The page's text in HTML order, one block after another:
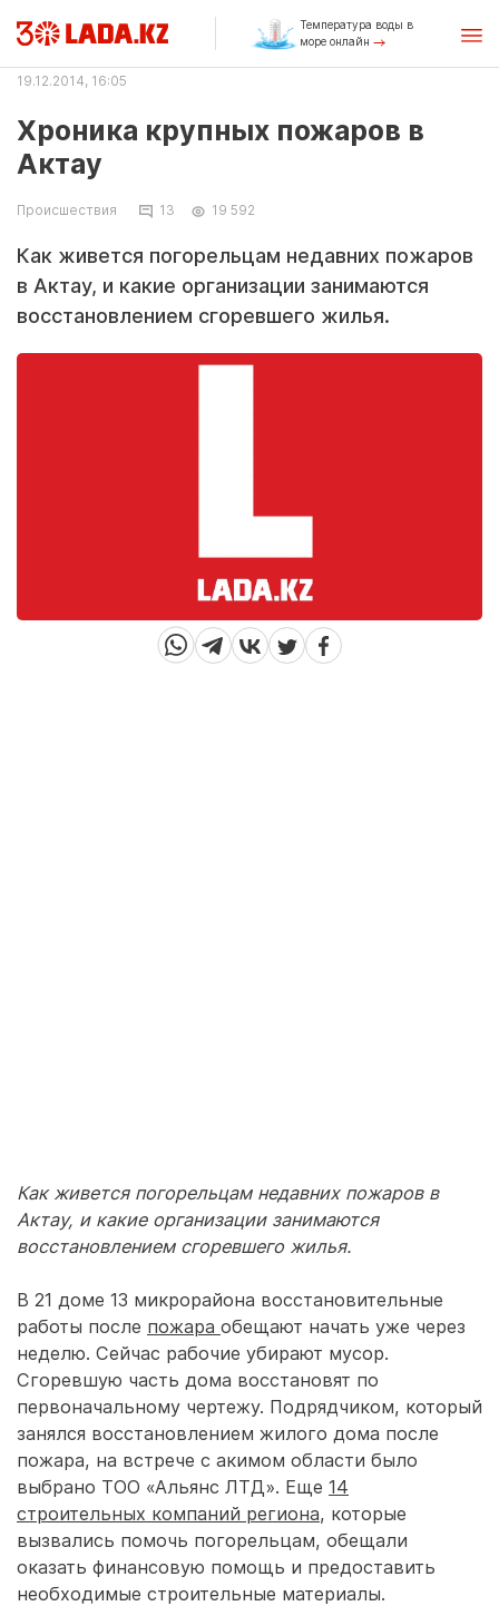
Температура воды в
море онлайн
19.12.2014, 16:05
Хроника крупных пожаров в
Актау
Происшествия 13 19 592
Как живется погорельцам недавних пожаров
в Актау, и какие организации занимаются
восстановлением сгоревшего жилья.
Как живется погорельцам недавних пожаров в
Актау, и какие организации занимаются
восстановлением сгоревшего жилья.
В 21 доме 13 микрорайона восстановительные
работы после пожара обещают начать уже через
неделю. Сейчас рабочие убирают мусор.
Сгоревшую часть дома восстановят по
первоначальному чертежу. Подрядчиком, который
занялся восстановлением жилого дома после
пожара, на встрече с акимом области было
выбрано ТОО «Альянс ЛТД». Еще 14
строительных компаний региона, которые
вызвались помочь погорельцам, обещали
оказать финансовую помощь и предоставить
необходимые строительные материалы.